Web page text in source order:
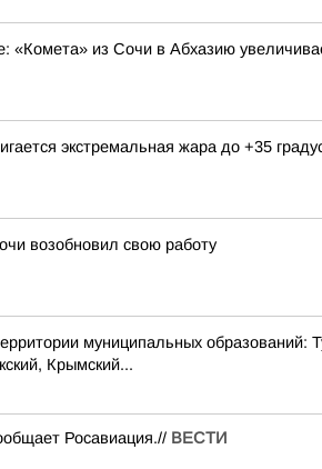
«Комета» из Сочи в Абхазию
экстремальная жара до +35
возобновил свою работу
муниципальных образований:
Крымский...
Росавиация.// ВЕСТИ